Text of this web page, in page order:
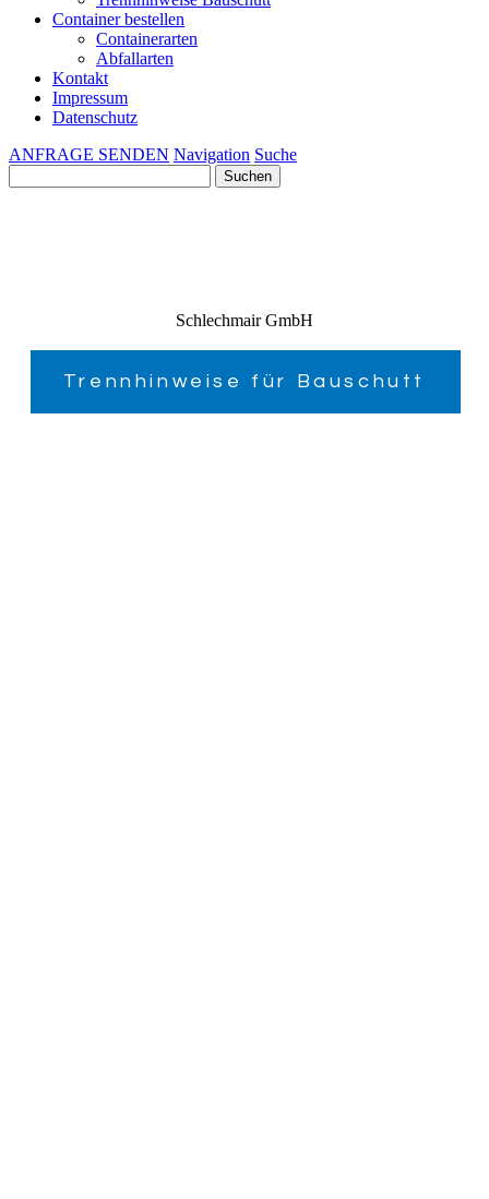
Container bestellen
Containerarten
Abfallarten
Kontakt
Impressum
Datenschutz
ANFRAGE SENDEN Navigation Suche
nach:
Schlechmair GmbH
Trennhinweise für Bauschutt